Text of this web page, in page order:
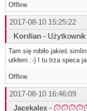
Offline
2017-08-10 15:25:22
Kordian - Użytkownik
Tam się robiło jakieś
utkłem :-) I tu trza speca
Offline
2017-08-10 16:46:09
Jacekalex -